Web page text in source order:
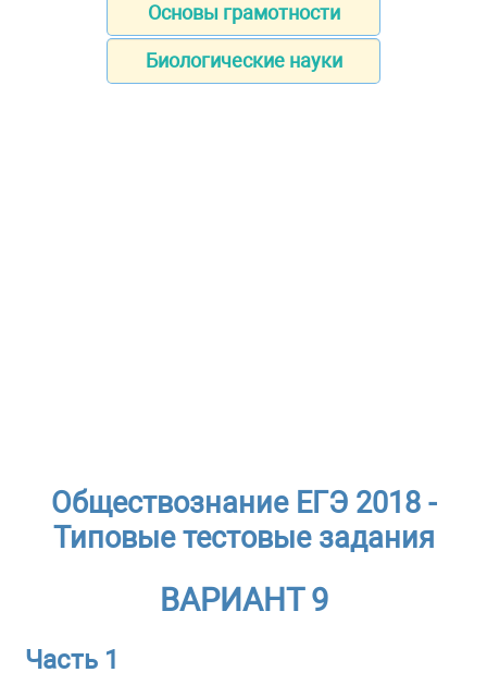
Основы грамотности
Биологические науки
Обществознание ЕГЭ 2018 -
Типовые тестовые задания
ВАРИАНТ 9
Часть 1